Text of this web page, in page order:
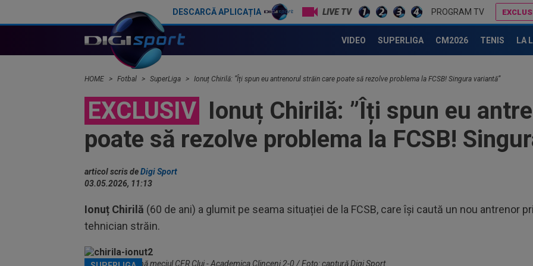
DESCARCĂ APLICAȚIA LIVE TV PROGRAM TV
VIDEO SUPERLIGA CM2026 TENIS LA
HOME Fotbal SuperLiga Ionuț Chirilă: ”Îți spun eu antrenorul străin care poate să rezolve problema la FCSB! Singura variantă”
EXCLUSIV Ionuț Chirilă: ”Îți spun eu
poate să rezolve problema la FCSB!
articol scris deDigi Sport
03.05.2026, 11:13
Ionuț Chirilă (60 de ani) a glumit pe seama situației de la FCSB, care își caută un nou antrenor
tehnician străin.
Ionuț Chirilă, după meciul CFR Cluj - Academica Clinceni 2-0 / Foto: captură Digi Sport
pe